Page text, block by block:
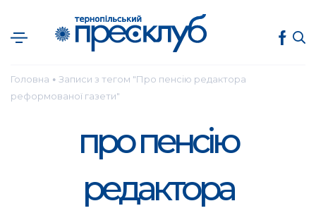
Головна ● Записи з тегом "Про пенсію редактора
реформованої газети"
про пенсію
редактора